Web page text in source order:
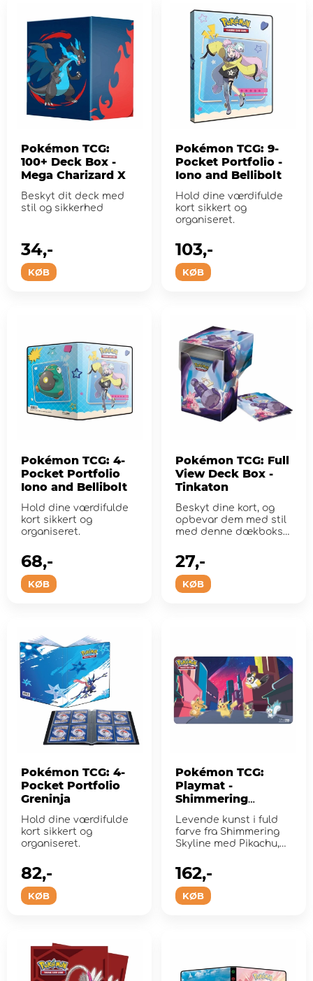
Pokémon TCG:
100+ Deck Box -
Mega Charizard X
Beskyt dit deck med
stil og sikkerhed
KØB
34,-
Pokémon TCG: 9-
Pocket Portfolio -
Iono and Bellibolt
Hold dine værdifulde
kort sikkert og
organiseret.
KØB
103,-
Pokémon TCG: 4-
Pocket Portfolio
Iono and Bellibolt
Hold dine værdifulde
kort sikkert og
organiseret.
KØB
68,-
Pokémon TCG: Full
View Deck Box -
Tinkaton
Beskyt dine kort, og
opbevar dem med stil
med denne dækboks
KØB
27,-
Pokémon TCG: 4-
Pocket Portfolio
Greninja
Hold dine værdifulde
kort sikkert og
organiseret.
KØB
82,-
Pokémon TCG:
Playmat -
Shimmering
Skyline
Levende kunst i fuld
farve fra Shimmering
Skyline med Pikachu,
Emolga og...
KØB
162,-